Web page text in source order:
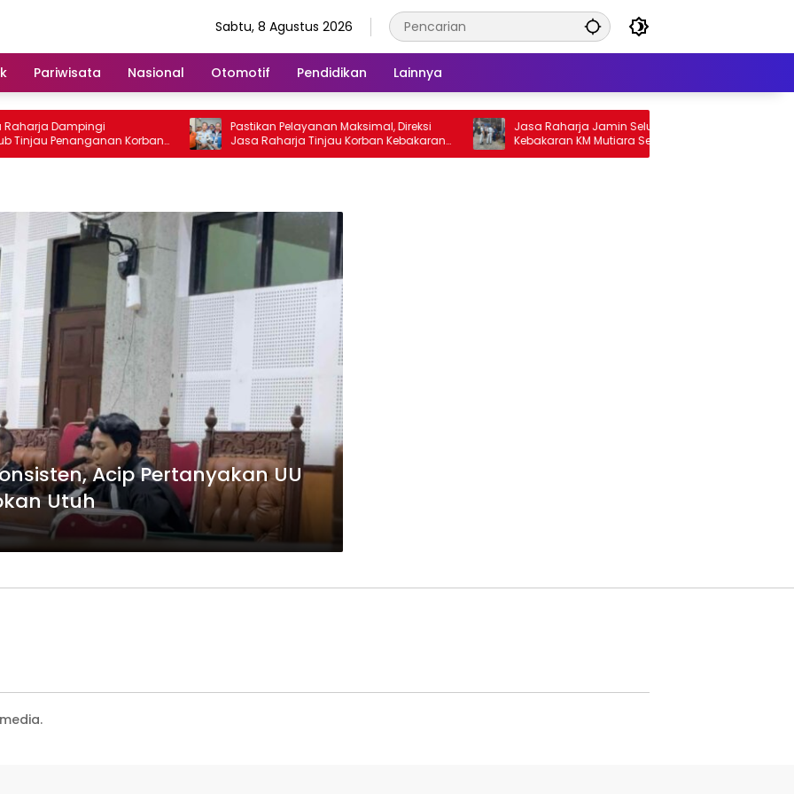
Sabtu, 8 Agustus 2026
Pariwisata Nasional Otomotif Pendidikan Lainnya
Dampingi
Penanganan Korban
II di RS PHC
Pastikan Pelayanan Maksimal, Direksi
Jasa Raharja Tinjau Korban Kebakaran
KM Mutiara Sentosa II
Jasa Raharja Jamin Seluruh Korban
Kebakaran KM Mutiara Sentosa II di
Perairan Sumenep
Acip Pertanyakan UU
Utuh